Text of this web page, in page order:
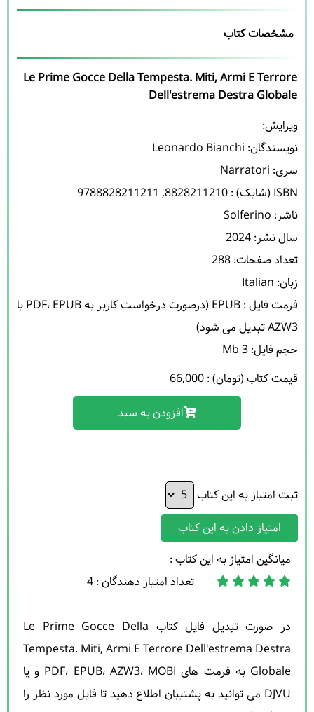
مشخصات کتاب
Le Prime Gocce Della Tempesta. Miti, Armi E Terrore
Dell'estrema Destra Globale
نویسندگان: Leonardo Bianchi
حجم فایل: 3 Mb
قیمت کتاب (تومان) : 66,000
افزودن به سبد
ثبت امتیاز به این کتاب
امتیاز دادن به این کتاب
میانگین امتیاز به این کتاب :
تعداد امتیاز دهندگان : 4
در صورت تبدیل فایل کتاب Le Prime Gocce Della
Tempesta. Miti, Armi E Terrore Dell'estrema Destra
Globale به فرمت های PDF، EPUB، AZW3، MOBI و یا
DJVU می توانید به پشتیبان اطلاع دهید تا فایل مورد نظر را